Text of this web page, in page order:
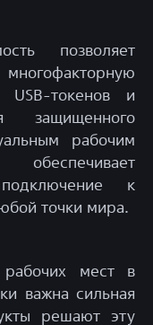
позволяет
USB-токенов и
защищенного
рабочим
к
точки мира.
мест в
важна сильная
решают эту